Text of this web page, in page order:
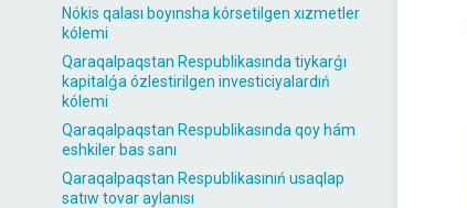
Nókis qalası boyınsha kórsetilgen xızmetler
kólemi
Qaraqalpaqstan Respublikasında tiykarǵı
kapitalǵa ózlestirilgen investiciyalardıń
kólemi
Qaraqalpaqstan Respublikasında qoy hám
eshkiler bas sanı
Qaraqalpaqstan Respublikasınıń usaqlap
satıw tovar aylanısı